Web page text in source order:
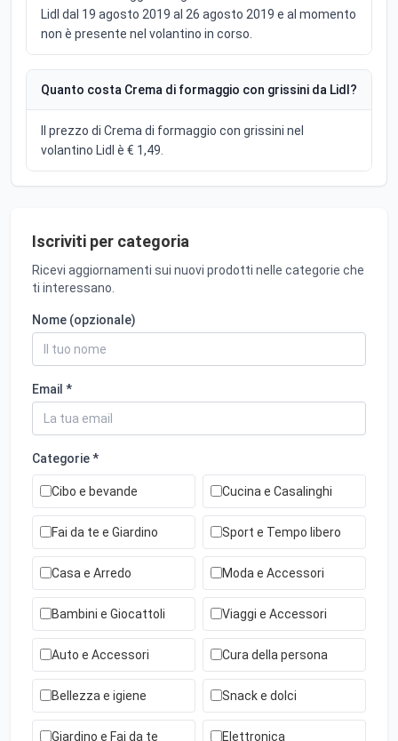
Lidl dal 19 agosto 2019 al 26 agosto 2019 e al momento
non è presente nel volantino in corso.
Quanto costa Crema di formaggio con grissini da Lidl?
Il prezzo di Crema di formaggio con grissini nel
volantino Lidl è € 1,49.
Iscriviti per categoria
Ricevi aggiornamenti sui nuovi prodotti nelle categorie che
ti interessano.
Nome (opzionale)
Email *
Categorie *
Cibo e bevande Cucina e Casalinghi
Fai da te e Giardino Sport e Tempo libero
Casa e Arredo Moda e Accessori
Bambini e Giocattoli Viaggi e Accessori
Auto e Accessori Cura della persona
Bellezza e igiene Snack e dolci
Giardino e Fai da te Elettronica